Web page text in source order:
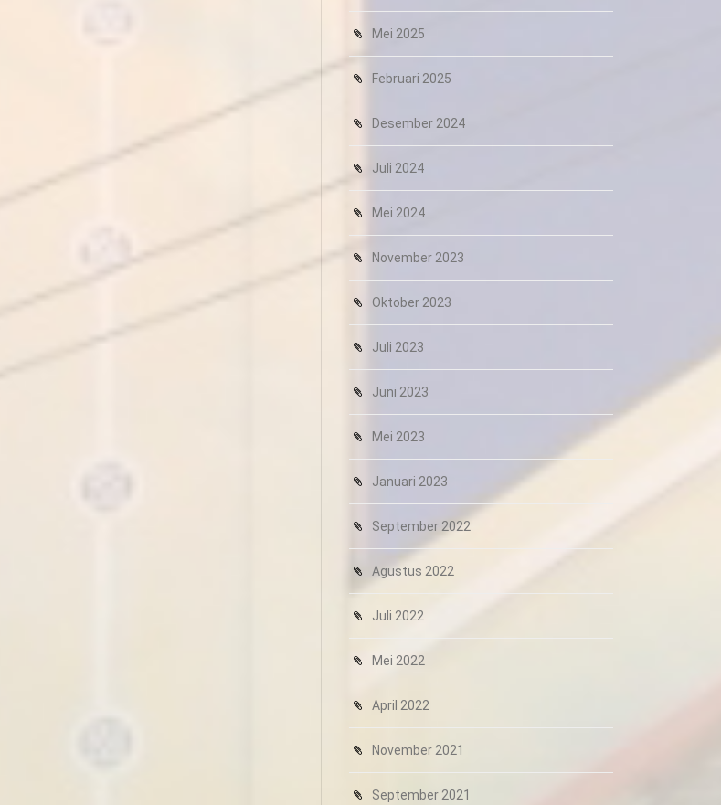
Mei 2025
Februari 2025
Desember 2024
Juli 2024
Mei 2024
November 2023
Oktober 2023
Juli 2023
Juni 2023
Mei 2023
Januari 2023
September 2022
Agustus 2022
Juli 2022
Mei 2022
April 2022
November 2021
September 2021